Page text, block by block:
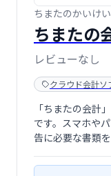
ちまたのかいけい
ちまたの
レビューなし
クラウド会計ソ
「ちまたの会計
です。スマホや
告に必要な書類
パソコン、スマ